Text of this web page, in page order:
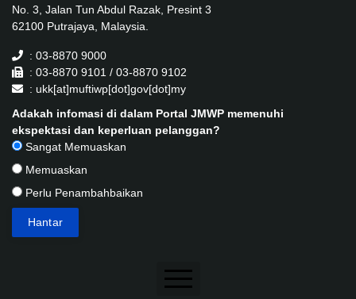
No. 3, Jalan Tun Abdul Razak, Presint 3
62100 Putrajaya, Malaysia.
: 03-8870 9000
: 03-8870 9101 / 03-8870 9102
: ukk[at]muftiwp[dot]gov[dot]my
Adakah infomasi di dalam Portal JMWP memenuhi
ekspektasi dan keperluan pelanggan?
Sangat Memuaskan
Memuaskan
Perlu Penambahbaikan